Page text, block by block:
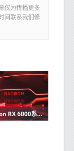
仅为传播更多
间联系我们修
AMD Radeon RX 6000系列“ Big Navi” GPU速度高达2.4和2.2 GHz